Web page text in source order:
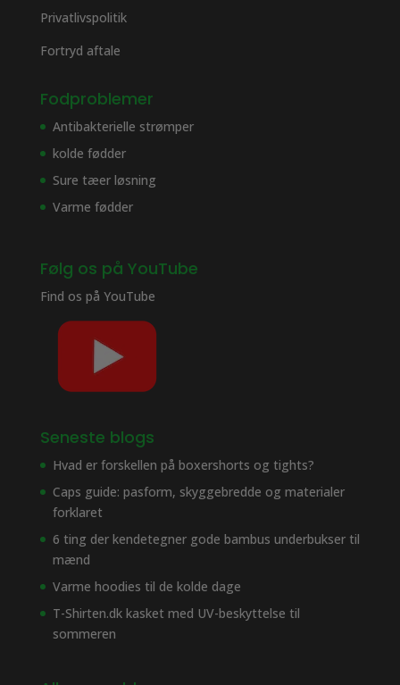
Privatlivspolitik
Fortryd aftale
Fodproblemer
Antibakterielle strømper
kolde fødder
Sure tæer løsning
Varme fødder
Følg os på YouTube
Find os på YouTube
Seneste blogs
Hvad er forskellen på boxershorts og tights?
Caps guide: pasform, skyggebredde og materialer
forklaret
6 ting der kendetegner gode bambus underbukser til
mænd
Varme hoodies til de kolde dage
T-Shirten.dk kasket med UV-beskyttelse til
sommeren